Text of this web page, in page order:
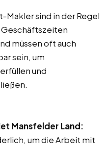
Makler sind in der Regel
müssen oft auch
sein, um
und
Mansfelder Land:
um die Arbeit mit